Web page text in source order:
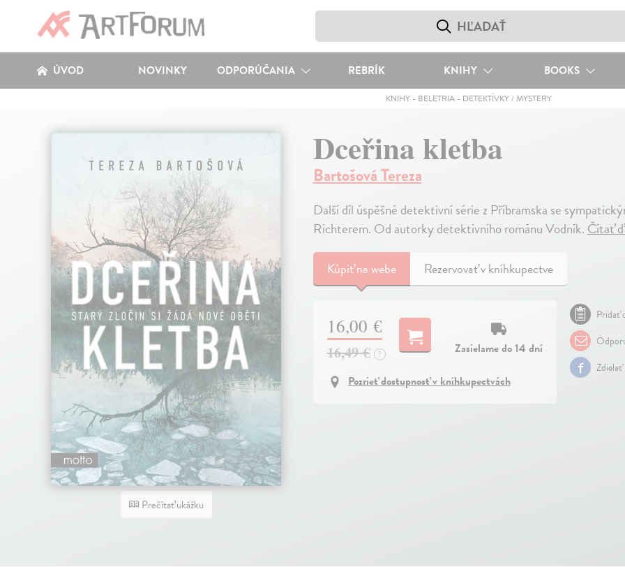
ÚVOD NOVINKY ODPORÚČANIA REBRÍK KNIHY BOOKS
KNIHY- BELETRIA- DETEKTÍVKY / MYSTERY
Prečítať ukážku
Dceřina kletba
Bartošová Tereza
Další díl úspěšné detektivní série z Příbramska se
Richterem. Od autorky detektivního románu Vodník.Čítať
Kúpiťna webe Rezervovať v kníhkupectve
16,00 €
16,49 € ?
Zasielame do 14 dní
Pozrieť dostupnosť v kníhkupectvách
Pridať
Zdielať